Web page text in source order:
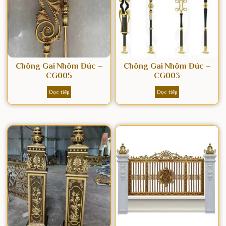
Chông Gai Nhôm Đúc –
CG005
Đọc tiếp
Chông Gai Nhôm Đúc –
CG003
Đọc tiếp